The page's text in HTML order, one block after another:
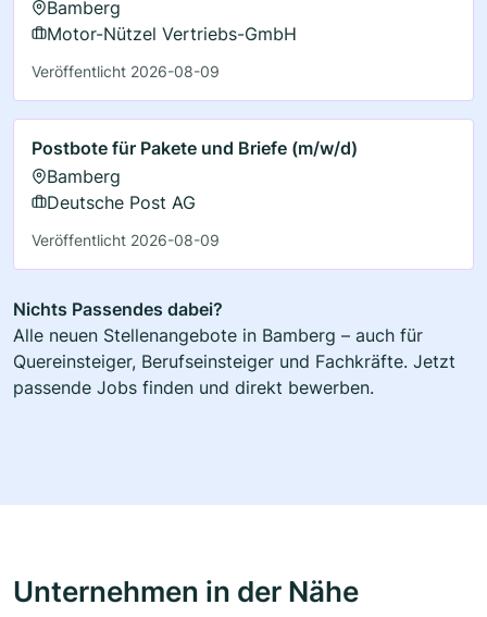
Bamberg
Motor-Nützel Vertriebs-GmbH
Veröffentlicht 2026-08-09
Postbote für Pakete und Briefe (m/w/d)
Bamberg
Deutsche Post AG
Veröffentlicht 2026-08-09
Nichts Passendes dabei?
Alle neuen Stellenangebote in Bamberg – auch für
Quereinsteiger, Berufseinsteiger und Fachkräfte. Jetzt
passende Jobs finden und direkt bewerben.
Unternehmen in der Nähe